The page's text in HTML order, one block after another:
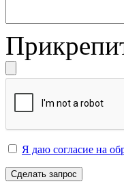
Я даю согласие на
Сделать запрос